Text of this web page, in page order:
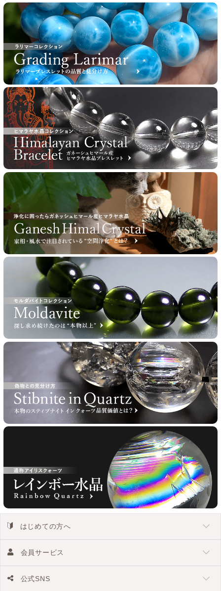
はじめての方へ
会員サービス
公式SNS